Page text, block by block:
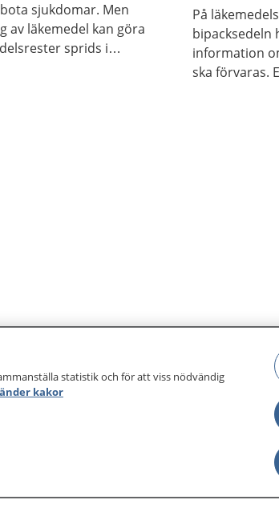
sjukdomar. Men
av läkemedel kan göra
sprids i
På
bipacksedeln
information
ska förvaras.
din journal
Other
statistik och för att viss nödvändig
kakor